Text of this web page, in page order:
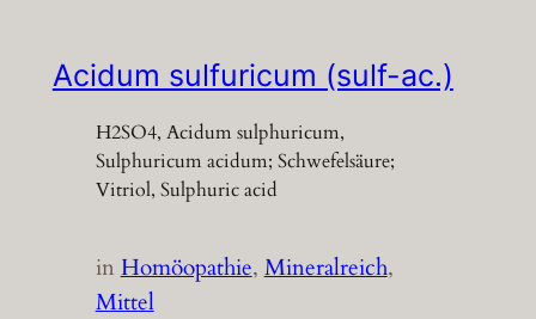
Acidum sulfuricum (sulf-ac.)
H2SO4, Acidum sulphuricum,
Sulphuricum acidum; Schwefelsäure;
Vitriol, Sulphuric acid
inHomöopathie, Mineralreich
Mittel